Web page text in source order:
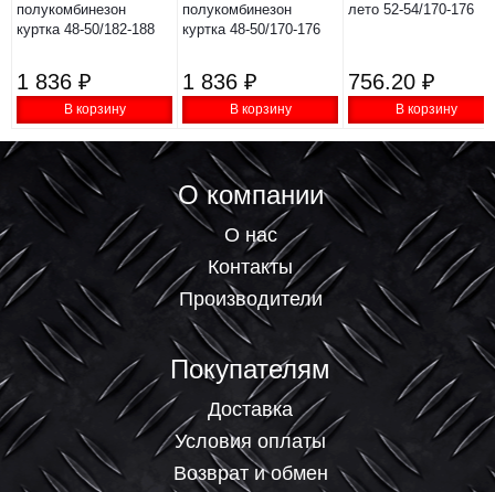
полукомбинезон
куртка 48-50/182-188
1 836 ₽
В корзину
полукомбинезон
куртка 48-50/170-176
1 836 ₽
В корзину
лето 52-54/170-176
756.20 ₽
В корзину
О компании
О нас
Контакты
Производители
Покупателям
Доставка
Условия оплаты
Возврат и обмен